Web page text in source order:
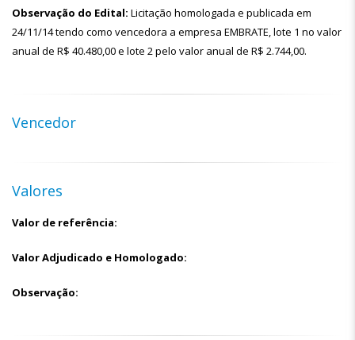
Observação do Edital: Licitação homologada e publicada em
24/11/14 tendo como vencedora a empresa EMBRATE, lote 1 no valor
anual de R$ 40.480,00 e lote 2 pelo valor anual de R$ 2.744,00.
Vencedor
Valores
Valor de referência:
Valor Adjudicado e Homologado:
Observação: